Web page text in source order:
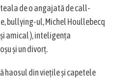
de o angajată de call-
bullying-ul, Michel Houllebecq
amical ), inteligența
și un divorț.
haosul din viețile și capetele